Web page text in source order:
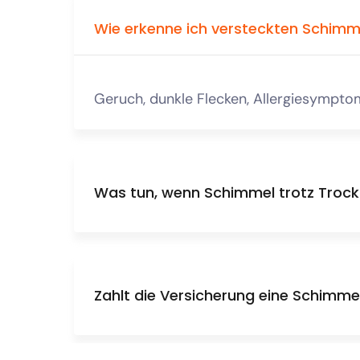
Wie erkenne ich versteckten
Geruch, dunkle Flecken,
Was tun, wenn Schimmel trotz
Zahlt die Versicherung eine